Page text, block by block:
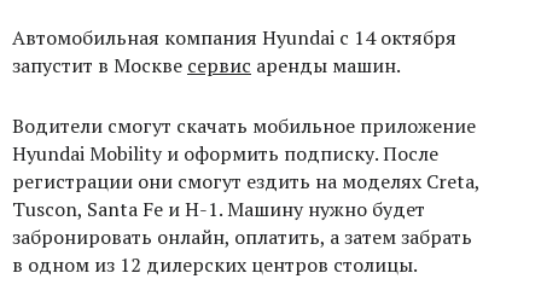
Автомобильная компания Hyundai с 14 октября
запустит в Москве сервис аренды машин.
Водители смогут скачать мобильное приложение
Hyundai Mobility и оформить подписку. После
регистрации они смогут ездить на моделях Creta,
Tuscon, Santa Fe и H-1. Машину нужно будет
забронировать онлайн, оплатить, а затем забрать
в одном из 12 дилерских центров столицы.